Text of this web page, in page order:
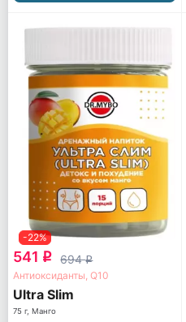
-22%
541 q 694q
Антиоксиданты, Q10
Ultra Slim
75 г, Манго